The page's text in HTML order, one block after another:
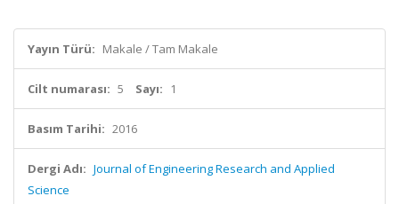
Yayın Türü: Makale / Tam Makale
Cilt numarası: 5 Sayı: 1
Basım Tarihi: 2016
Dergi Adı: Journal of Engineering Research and Applied
Science